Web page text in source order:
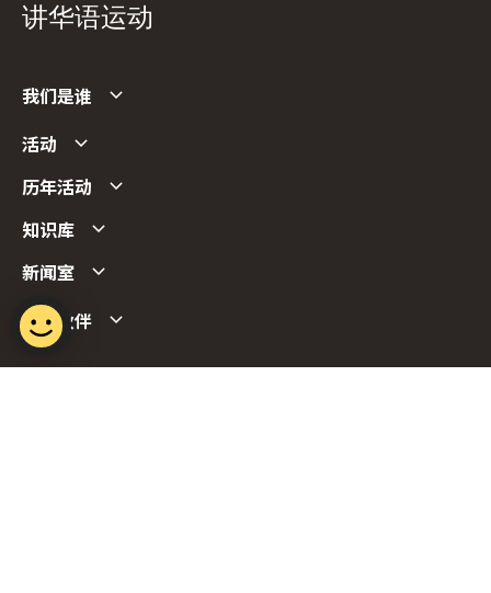
讲华语运动
我们是谁
活动
历年活动
知识库
新闻室
合作伙伴